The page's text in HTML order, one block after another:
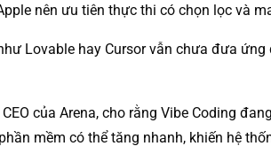
nên ưu tiên thực thi có chọn lọc và
Lovable hay Cursor vẫn chưa đưa
của Arena, cho rằng Vibe Coding
mềm có thể tăng nhanh, khiến hệ